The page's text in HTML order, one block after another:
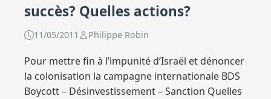
succès? Quelles actions?
11/05/2011 Philippe Robin
Pour mettre fin à l’impunité d’Israël et dénoncer
la colonisation la campagne internationale BDS
Boycott – Désinvestissement – Sanction Quelles